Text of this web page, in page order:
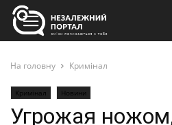
На головну Кримінал
Кримінал Новини
Угрожая